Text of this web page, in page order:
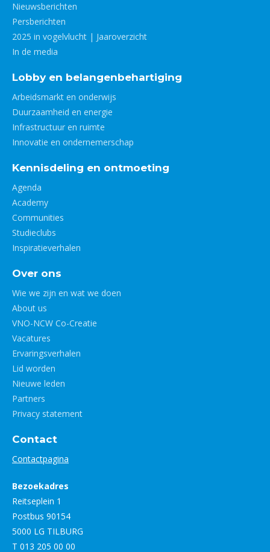
Nieuwsberichten
Persberichten
2025 in vogelvlucht | Jaaroverzicht
In de media
Lobby en belangenbehartiging
Arbeidsmarkt en onderwijs
Duurzaamheid en energie
Infrastructuur en ruimte
Innovatie en ondernemerschap
Kennisdeling en ontmoeting
Agenda
Academy
Communities
Studieclubs
Inspiratieverhalen
Over ons
Wie we zijn en wat we doen
About us
VNO-NCW Co-Creatie
Vacatures
Ervaringsverhalen
Lid worden
Nieuwe leden
Partners
Privacy statement
Contact
Contactpagina
Bezoekadres
Reitseplein 1
Postbus 90154
5000 LG TILBURG
T 013 205 00 00